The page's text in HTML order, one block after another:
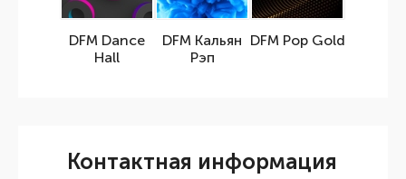
DFM Dance
Hall
DFM Кальян
Рэп
DFM Pop Gold
Контактная информация